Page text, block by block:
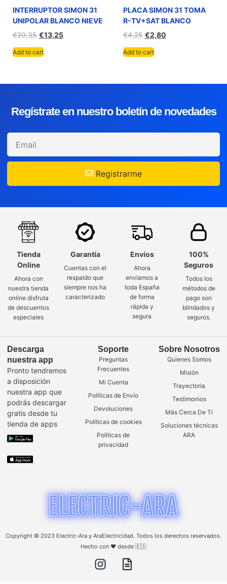
INTERRUPTOR SIMON 31
UNIPOLAR BLANCO NIEVE
€20,35 €13,25
Add to cart
PLACA SIMON 31 TOMA
R-TV+SAT BLANCO
€4,25 €2,80
Add to cart
Regístrate en nuestro boletín de novedades
Registrarme
Tienda
Online
Ahora con
nuestra tienda
online disfruta
de descuentos
especiales
Garantía
Cuentas con el
respaldo que
siempre nos ha
caracterizado
Envíos
Ahora
enviamos a
toda España
de forma
rápida y
segura
100%
Seguros
Todos los
métodos de
pago son
blindados y
seguros.
Descarga
nuestra app
Pronto tendremos
a disposición
nuestra app que
podrás descargar
gratis desde tu
tienda de apps
Soporte
Preguntas
Frecuentes
Mi Cuenta
Políticas de Envío
Devoluciones
Políticas de cookies
Políticas de
privacidad
Sobre Nosotros
Quienes Somos
Misión
Trayectoria
Testimonios
Más Cerca De Ti
Soluciones técnicas
ARA
Copyright © 2023 Electric-Ara y AraElectricidad. Todos los derechos reservados.
Hecho con ❤️ desde 🇪🇸